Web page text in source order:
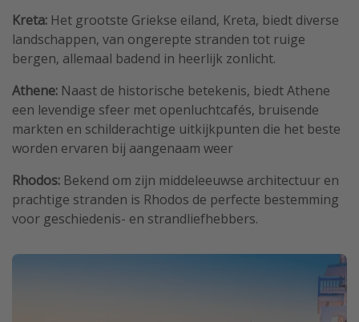
Kreta: Het grootste Griekse eiland, Kreta, biedt diverse
landschappen, van ongerepte stranden tot ruige
bergen, allemaal badend in heerlijk zonlicht.
Athene: Naast de historische betekenis, biedt Athene
een levendige sfeer met openluchtcafés, bruisende
markten en schilderachtige uitkijkpunten die het beste
worden ervaren bij aangenaam weer
Rhodos: Bekend om zijn middeleeuwse architectuur en
prachtige stranden is Rhodos de perfecte bestemming
voor geschiedenis- en strandliefhebbers.